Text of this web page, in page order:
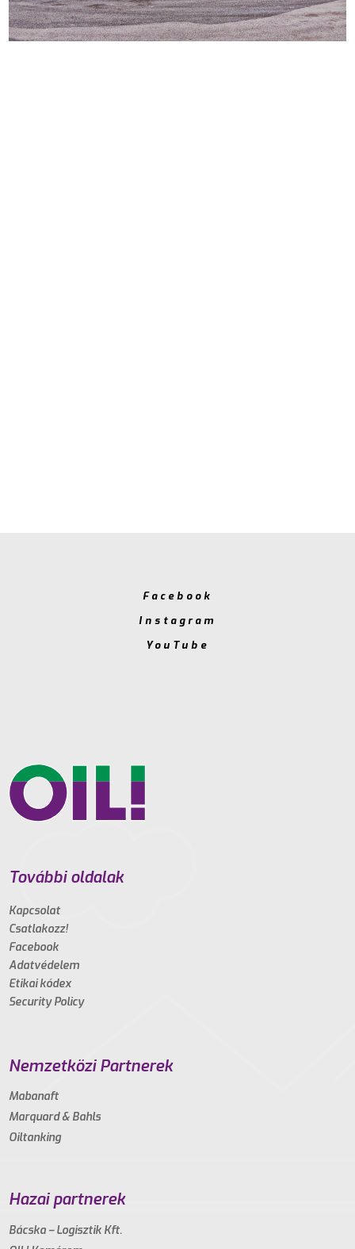
Facebook
Instagram
YouTube
További oldalak
Kapcsolat
Csatlakozz!
Facebook
Adatvédelem
Etikai kódex
Security Policy
Nemzetközi Partnerek
Mabanaft
Marquard & Bahls
Oiltanking
Hazai partnerek
Bácska – Logisztik Kft.